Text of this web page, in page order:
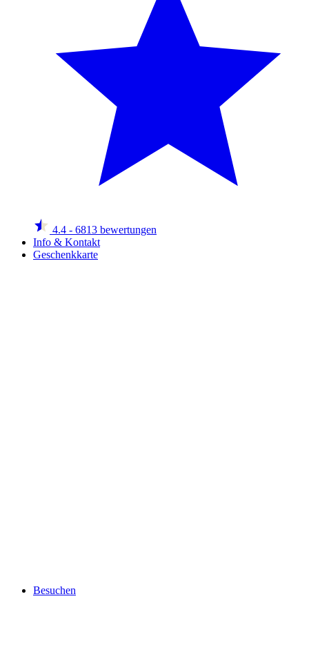
4.4 - 6813 bewertungen
Info & Kontakt
Geschenkkarte
Besuchen